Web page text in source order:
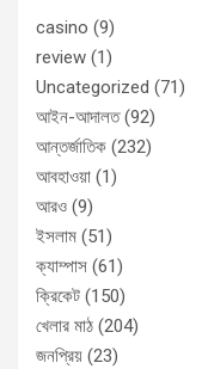
casino (9)
review (1)
Uncategorized (71)
আইন-আদালত(92)
আন্তর্জাতিক (232)
আবহাওয়া (1)
আরও (9)
ইসলাম (51)
ক্যাম্পাস (61)
ক্রিকেট (150)
খেলার মাঠ (204)
জনপ্রিয় (23)